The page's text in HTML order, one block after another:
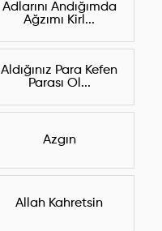
Adlarını Andığımda
Ağzımı Kirl...
Aldığınız Para Kefen
Parası Ol...
Azgın
Allah Kahretsin